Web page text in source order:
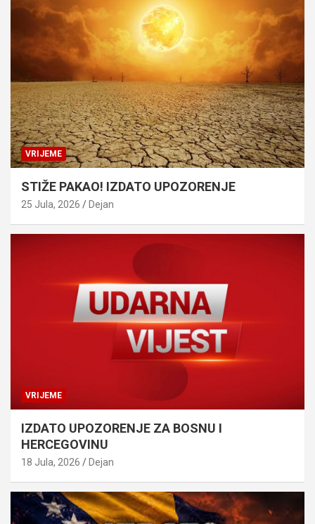
VRIJEME
STIŽE PAKAO! IZDATO UPOZORENJE
25 Jula, 2026 Dejan
VRIJEME
IZDATO UPOZORENJE ZA BOSNU I
HERCEGOVINU
18 Jula, 2026 Dejan